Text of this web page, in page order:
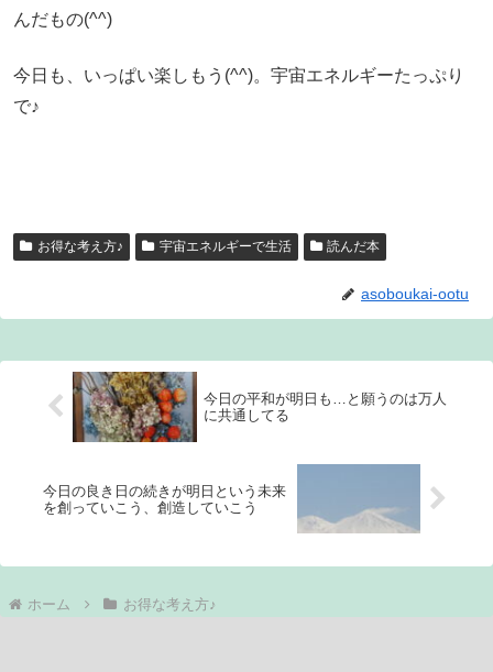
んだもの(^^)
今日も、いっぱい楽しもう(^^)。宇宙エネルギーたっぷり
で♪
お得な考え方♪ 宇宙エネルギーで生活 読んだ本
asoboukai-ootu
今日の平和が明日も…と願うのは万人
に共通してる
今日の良き日の続きが明日という未来
を創っていこう、創造していこう
ホーム お得な考え方♪